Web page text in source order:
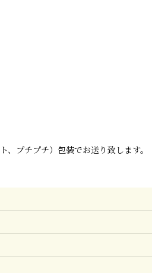
プチプチ）包装でお送り致します。